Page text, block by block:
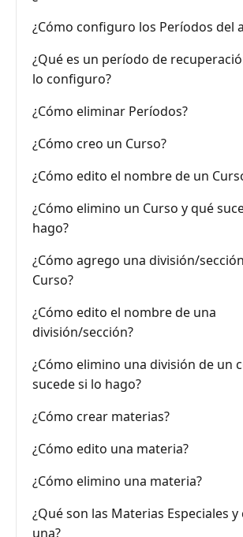
¿Cómo configuro los Períodos del
¿Qué es un período de
lo configuro?
¿Cómo eliminar Períodos?
¿Cómo creo un Curso?
¿Cómo edito el nombre de un
¿Cómo elimino un Curso y qué
hago?
¿Cómo agrego una división/
Curso?
¿Cómo edito el nombre de una
división/sección?
¿Cómo elimino una división de un
sucede si lo hago?
¿Cómo crear materias?
¿Cómo edito una materia?
¿Cómo elimino una materia?
¿Qué son las Materias Especiales
una?